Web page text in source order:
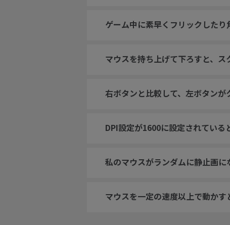
ゲーム中に素早くフリックした
マウスを持ち上げて下ろすと、ス
右ボタンと比較して、左ボタンが
DPI設定が1600に設定されている
私のマウスがランダムに静止画に
マウスを一定の速度以上で動かす